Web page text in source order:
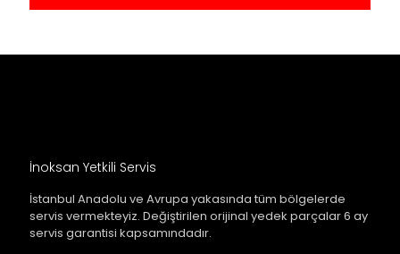
İnoksan Yetkili Servis
İstanbul Anadolu ve Avrupa yakasında tüm bölgelerde
servis vermekteyiz. Değiştirilen orijinal yedek parçalar 6 ay
servis garantisi kapsamındadır.